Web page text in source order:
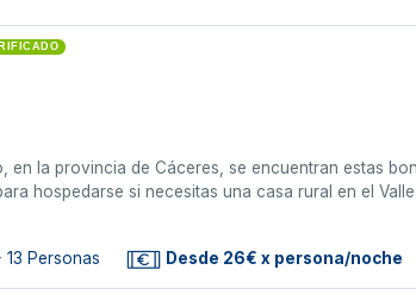
la provincia de Cáceres, se encuentran estas
hospedarse si necesitas una casa rural en el
13 Personas Desde 26€ x persona/noche